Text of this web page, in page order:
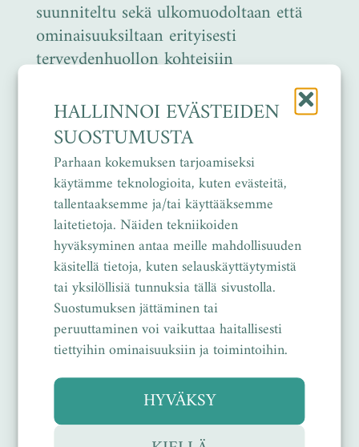
HALLINNOI EVÄSTEIDEN
SUOSTUMUSTA
Parhaan kokemuksen tarjoamiseksi
käytämme teknologioita, kuten evästeitä,
tallentaaksemme ja/tai käyttääksemme
laitetietoja. Näiden tekniikoiden
hyväksyminen antaa meille mahdollisuuden
käsitellä tietoja, kuten selauskäyttäytymistä
tai yksilöllisiä tunnuksia tällä sivustolla.
Suostumuksen jättäminen tai
peruuttaminen voi vaikuttaa haitallisesti
tiettyihin ominaisuuksiin ja toimintoihin.
HYVÄKSY
suunniteltu sekä ulkomuodoltaan että
ominaisuuksiltaan erityisesti
terveydenhuollon kohteisiin
Kenkä on valmistettu
erikoisteknologialla yhtenä kappaleena,
ilman hiertäviä saumoja.
Päälliskangas hengittävää, vedenpitävää
mikrotekstiiliä, sisävuoren
antibakteerinen kromivapaa
tekstiilivuori pitää jalan lämpimänä.
Pestävä, irrotettava antibakteerinen
pehmeää vaahtomuovia.
PU-ulkopohja on kevyt, joustava ja
liukumaton.